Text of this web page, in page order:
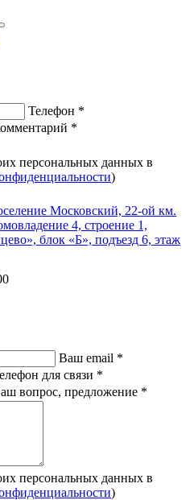
Телефон *
*
персональных данных в
)
Московский, 22-ой км.
4, строение 1,
блок «Б», подъезд 6, этаж
Ваш email *
для связи *
вопрос, предложение *
персональных данных в
)